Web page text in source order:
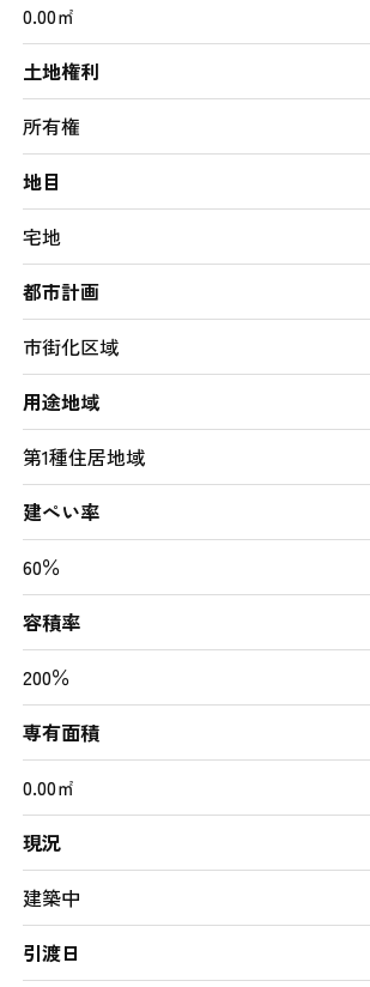
0.00㎡
土地権利
所有権
地目
宅地
都市計画
市街化区域
用途地域
第1種住居地域
建ぺい率
60％
容積率
200％
専有面積
0.00㎡
現況
建築中
引渡日